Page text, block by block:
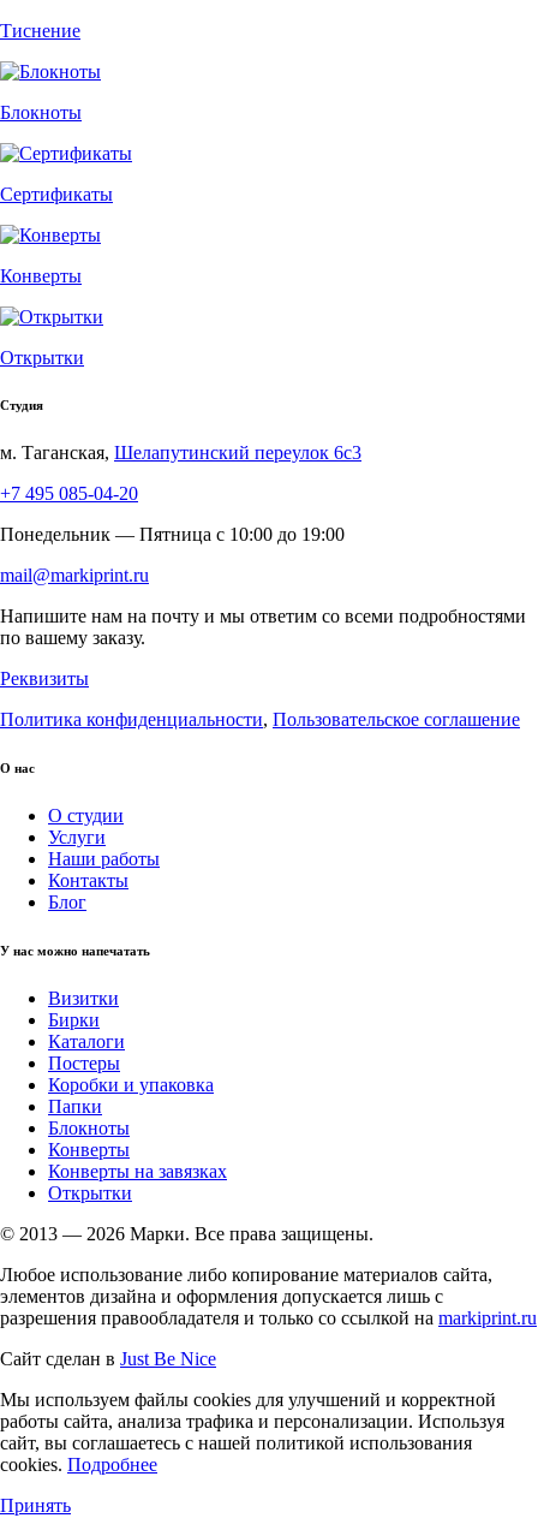
Тиснение
Блокноты
Сертификаты
Конверты
Открытки
Студия
м. Таганская, Шелапутинский переулок 6с3
+7 495 085-04-20
Понедельник — Пятница c 10:00 до 19:00
mail@markiprint.ru
Напишите нам на почту и мы ответим со всеми подробностями
по вашему заказу.
Реквизиты
Политика конфиденциальности, Пользовательское соглашение
О нас
О студии
Услуги
Наши работы
Контакты
Блог
У нас можно напечатать
Визитки
Бирки
Каталоги
Постеры
Коробки и упаковка
Папки
Блокноты
Конверты
Конверты на завязках
Открытки
© 2013 — 2026 Марки. Все права защищены.
Любое использование либо копирование материалов сайта,
элементов дизайна и оформления допускается лишь с
разрешения правообладателя и только со ссылкой на markiprint.ru
Сайт сделан в Just Be Nice
Мы используем файлы cookies для улучшений и корректной
работы сайта, анализа трафика и персонализации. Используя
сайт, вы соглашаетесь с нашей политикой использования
cookies. Подробнее
Принять